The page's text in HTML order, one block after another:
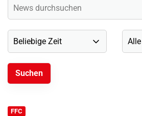
FFC